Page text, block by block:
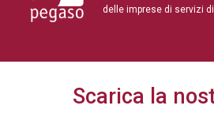
delle imprese di servizi
Scarica la